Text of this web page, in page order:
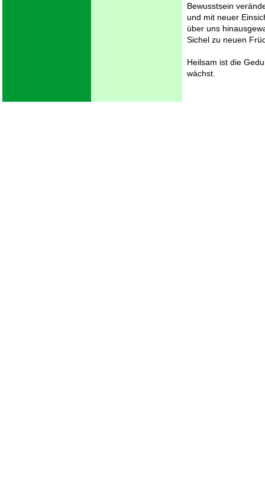
Bewusstsein
und mit neuer
über uns
Sichel zu neuen
Heilsam ist die
wächst.